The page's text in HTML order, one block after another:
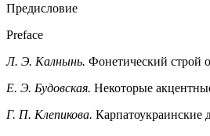
Предисловие
Preface
Л. Э. Калнынь. Фонетический строй
Е. Э. Будовская. Некоторые
Г. П. Клепикова. Карпатоукраинские